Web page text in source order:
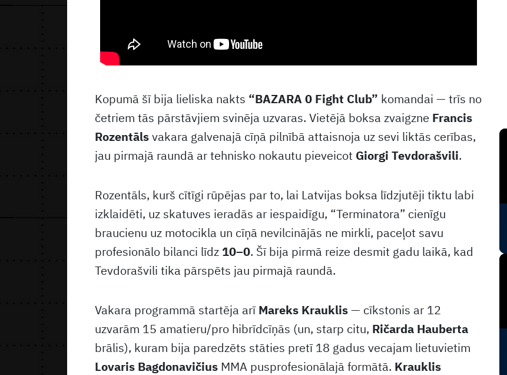
Kopumā šī bija lieliska nakts “BAZARA 0 Fight Club” komandai — trīs no
četriem tās pārstāvjiem svinēja uzvaras. Vietējā boksa zvaigzne Francis
Rozentālsvakara galvenajā cīņā pilnībā attaisnoja uz sevi liktās cerības,
jau pirmajā raundā ar tehnisko nokautu pieveicot Giorgi Tevdorašvili.
Rozentāls, kurš cītīgi rūpējas par to, lai Latvijas boksa līdzjutēji tiktu labi
izklaidēti, uz skatuves ieradās ar iespaidīgu, “Terminatora” cienīgu
braucienu uz motocikla un cīņā nevilcinājās ne mirkli, paceļot savu
profesionālo bilanci līdz 10–0. Šī bija pirmā reize desmit gadu laikā, kad
Tevdorašvili tika pārspēts jau pirmajā raundā.
Vakara programmā startēja arīMareks Krauklis— cīkstonis ar 12
uzvarām 15 amatieru/pro hibrīdcīņās (un, starp citu, Ričarda Hauberta
brālis), kuram bija paredzēts stāties pretī 18 gadus vecajam lietuvietim
Lovaris Bagdonavičius MMA pusprofesionālajā formātā. Krauklis